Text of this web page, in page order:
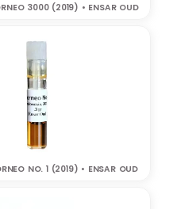
3000 (2019) • ENSAR OUD
NO. 1 (2019) • ENSAR OUD